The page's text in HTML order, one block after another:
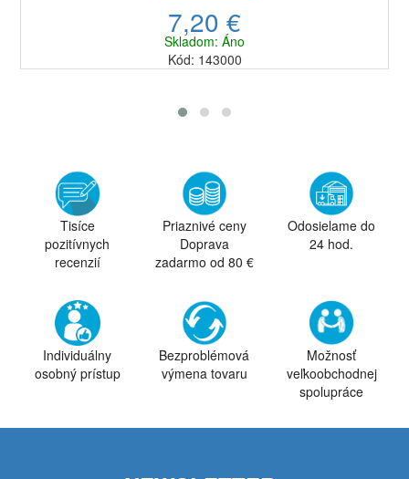
7,20 €
Skladom: Áno
Kód: 143000
Tisíce
pozitívnych
recenzií
Priaznivé ceny
Doprava
zadarmo od 80 €
Odosielame do
24 hod.
Individuálny
osobný prístup
Bezproblémová
výmena tovaru
Možnosť
veľkoobchodnej
spolupráce